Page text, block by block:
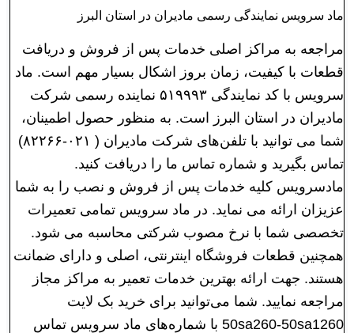
ماد سرویس نمایندگی رسمی مادیران در استان البرز
مراجعه به مراکز اصلی خدمات پس از فروش و دریافت
قطعات با کیفیت، زمان بروز اشکال بسیار مهم است. ماد
سرویس با کد نمایندگی ۵۱۹۹۹۳ نماینده رسمی شرکت
مادیران در استان البرز است. به منظور حصول اطمینان،
شما می توانید با تلفن‌های شرکت مادیران ( ۰۲۱-۸۲۲۶۶)
تماس بگیرید و شماره تماس ما را دریافت کنید.
مادسرویس کلیه خدمات پس از فروش و نصب را به شما
عزیزان ارائه می نماید. در ماد سرویس تمامی تعمیرات
تخصصی شما با نرخ مصوب شرکتی محاسبه می شود.
همچنین قطعات فروشگاه اینترنتی، اصلی و دارای ضمانت
هستند. جهت ارائه بهترین خدمات تعمیر به مراکز مجاز
مراجعه نمایید. شما می‌توانید برای خرید بک لايت
50sa260-50sa1260 با شماره‌های ماد سرویس تماس